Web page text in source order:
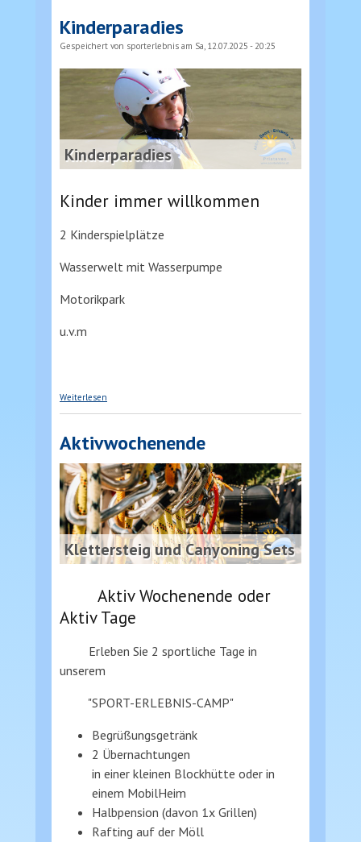
Kinderparadies
Gespeichert von sporterlebnis am Sa, 12.07.2025 - 20:25
Kinderparadies
Kinder immer willkommen
2 Kinderspielplätze
Wasserwelt mit Wasserpumpe
Motorikpark
u.v.m
Weiterlesen
Aktivwochenende
Klettersteig und Canyoning Sets
Aktiv Wochenende oder
Aktiv Tage
Erleben Sie 2 sportliche Tage in
unserem
"SPORT-ERLEBNIS-CAMP"
Begrüßungsgetränk
2 Übernachtungen
in einer kleinen Blockhütte oder in
einem MobilHeim
Halbpension (davon 1x Grillen)
Rafting auf der Möll